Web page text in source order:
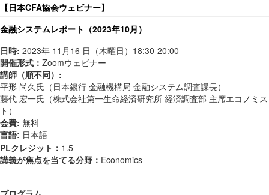
【日本CFA協会ウェビナー】
金融システムレポート（2023年10月）
日時: 2023年 11月16 日（木曜日）18:30-20:00
開催形式： Zoomウェビナー
講師（順不同） :
平形 尚久氏（日本銀行 金融機構局 金融システム調査課長）
藤代 宏一氏（株式会社第一生命経済研究所 経済調査部 主席エコノミス
ト）
会費: 無料
言語: 日本語
PLクレジット： 1.5
講義が焦点を当てる分野： Economics